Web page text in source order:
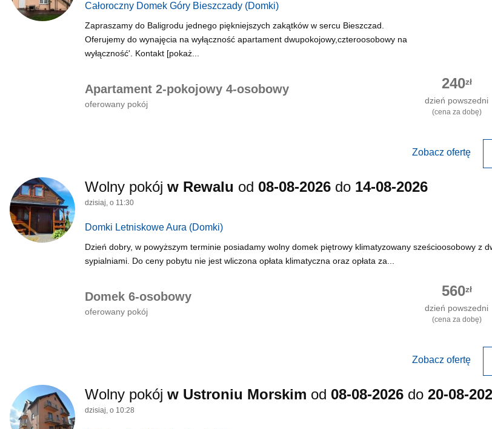
Całoroczny Domek Góry Bieszczady (Domki)
Zapraszamy do Baligrodu jednego piękniejszych zakątków w sercu Bieszczad.
Oferujemy do wynajęcia na wyłączność apartament dwupokojowy,czteroosobowy na
wyłączność'. Kontakt [pokaż...
Apartament 2-pokojowy 4-osobowy
oferowany pokój
240zł
dzień powszedni
(cena za dobę)
Zobacz ofertę
Wolny pokój w Rewalu od 08-08-2026 do 14-08-2026
dzisiaj, o 11:30
Domki Letniskowe Aura (Domki)
Dzień dobry, w powyższym terminie posiadamy wolny domek piętrowy klimatyzowany sześcioosobowy z
sypialniami. Do ceny pobytu nie jest wliczona opłata klimatyczna oraz opłata za...
Domek 6-osobowy
oferowany pokój
560zł
dzień powszedni
(cena za dobę)
Zobacz ofertę
Wolny pokój w Ustroniu Morskim od 08-08-2026 do 20-08-
dzisiaj, o 10:28